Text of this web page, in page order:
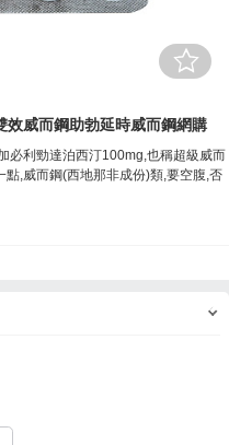
效威而鋼助勃延時威而鋼網購
必利勁達泊西汀100mg,也稱超級威而
,威而鋼(西地那非成份)類,要空腹,否